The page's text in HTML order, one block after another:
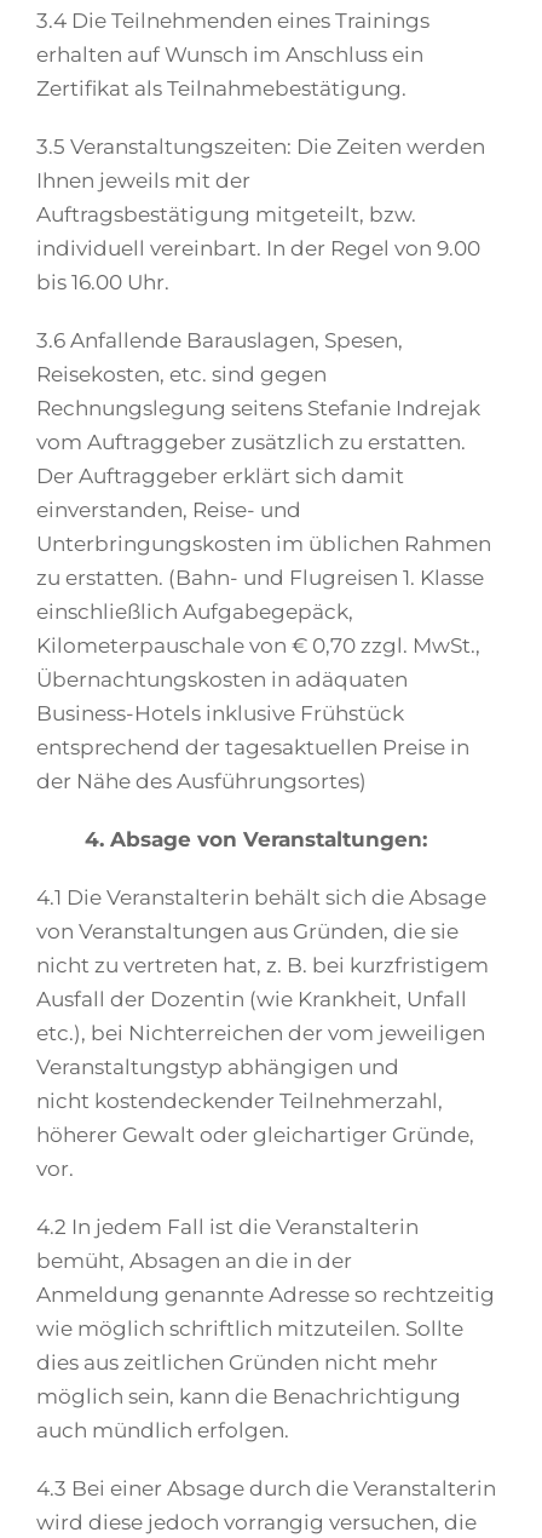
3.4 Die Teilnehmenden eines Trainings
erhalten auf Wunsch im Anschluss ein
Zertifikat als Teilnahmebestätigung.
3.5 Veranstaltungszeiten: Die Zeiten werden
Ihnen jeweils mit der
Auftragsbestätigung mitgeteilt, bzw.
individuell vereinbart. In der Regel von 9.00
bis 16.00 Uhr.
3.6 Anfallende Barauslagen, Spesen,
Reisekosten, etc. sind gegen
Rechnungslegung seitens Stefanie Indrejak
vom Auftraggeber zusätzlich zu erstatten.
Der Auftraggeber erklärt sich damit
einverstanden, Reise- und
Unterbringungskosten im üblichen Rahmen
zu erstatten. (Bahn- und Flugreisen 1. Klasse
einschließlich Aufgabegepäck,
Kilometerpauschale von € 0,70 zzgl. MwSt.,
Übernachtungskosten in adäquaten
Business-Hotels inklusive Frühstück
entsprechend der tagesaktuellen Preise in
der Nähe des Ausführungsortes)
4. Absage von Veranstaltungen:
4.1 Die Veranstalterin behält sich die Absage
von Veranstaltungen aus Gründen, die sie
nicht zu vertreten hat, z. B. bei kurzfristigem
Ausfall der Dozentin (wie Krankheit, Unfall
etc.), bei Nichterreichen der vom jeweiligen
Veranstaltungstyp abhängigen und
nicht kostendeckender Teilnehmerzahl,
höherer Gewalt oder gleichartiger Gründe,
vor.
4.2 In jedem Fall ist die Veranstalterin
bemüht, Absagen an die in der
Anmeldung genannte Adresse so rechtzeitig
wie möglich schriftlich mitzuteilen. Sollte
dies aus zeitlichen Gründen nicht mehr
möglich sein, kann die Benachrichtigung
auch mündlich erfolgen.
4.3 Bei einer Absage durch die Veranstalterin
wird diese jedoch vorrangig versuchen, die